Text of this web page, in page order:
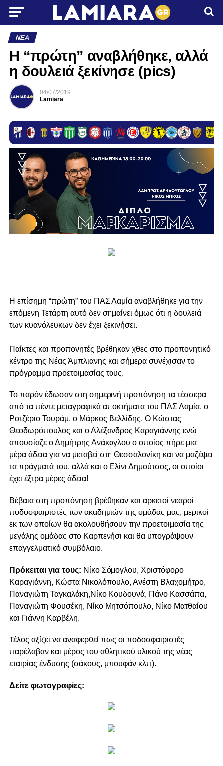
ΝΈΑ
Η “πρώτη” αναβλήθηκε, αλλά
η δουλειά ξεκίνησε (pics)
04/07/2019
Lamiara
H επίσημη “πρώτη” του ΠΑΣ Λαμία αναβλήθηκε για την
επόμενη Τετάρτη αυτό δεν σημαίνει όμως ότι η δουλειά
των κυανόλευκων δεν έχει ξεκινήσει.
Παίκτες και προπονητές βρέθηκαν χθες στο προπονητικό
κέντρο της Νέας Άμπλιανης και σήμερα συνέχισαν το
πρόγραμμα προετοιμασίας τους.
Το παρόν έδωσαν στη σημερινή προπόνηση τα τέσσερα
από τα πέντε μεταγραφικά αποκτήματα του ΠΑΣ Λαμία, ο
Ροτζέριο Τουράμ, ο Μάρκος Βελλίδης, Ο Κώστας
Θεοδωρόπουλος και ο Αλέξανδρος Καραγιάννης ενώ
απουσίαζε ο Δημήτρης Ανάκογλου ο οποίος πήρε μια
μέρα άδεια για να μεταβεί στη Θεσσαλονίκη και να μαζέψει
τα πράγματά του, αλλά και ο Ελίνι Δημούτσος, οι οποίοι
έχει έξτρα μέρες άδεια!
Βέβαια στη προπόνηση βρέθηκαν και αρκετοί νεαροί
ποδοσφαιριστές των ακαδημιών της ομάδας μας, μερικοί
εκ των οποίων θα ακολουθήσουν την προετοιμασία της
μεγάλης ομάδας στο Καρπενήσι και θα υπογράψουν
επαγγελματικό συμβόλαιο.
Πρόκειται για τους: Νίκο Σόμογλου, Χριστόφορο
Καραγιάννη, Κώστα Νικολόπουλο, Ανέστη Βλαχομήτρο,
Παναγιώτη Ταγκαλάκη,Νίκο Κουδουνά, Πάνο Κασσάπα,
Παναγιώτη Φουσέκη, Νίκο Μητσόπουλο, Νίκο Ματθαίου
και Γιάννη Καρβέλη.
Τέλος αξίζει να αναφερθεί πως οι ποδοσφαιριστές
παρέλαβαν και μέρος του αθλητικού υλικού της νέας
εταιρίας ένδυσης (σάκους, μπουφάν κλπ).
Δείτε φωτογραφίες: